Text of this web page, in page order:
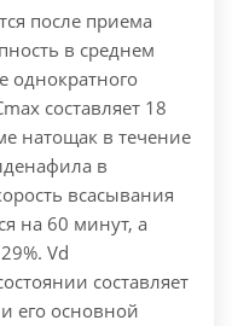
после приема
в среднем
однократного
составляет 18
натощак в течение
в
всасывания
на 60 минут, а
Vd
составляет
его основной